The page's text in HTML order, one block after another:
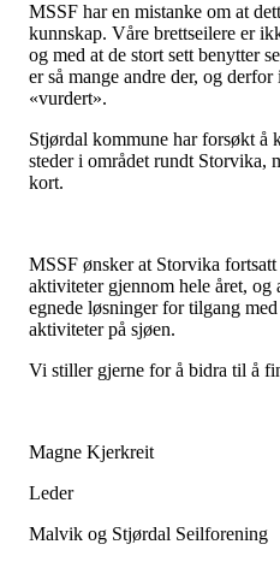
MSSF har en mistanke om at
kunnskap. Våre brettseilere er
og med at de stort sett benytter
er så mange andre der, og
«vurdert».
Stjørdal kommune har forsøkt å
steder i området rundt Storvika,
kort.
MSSF ønsker at Storvika
aktiviteter gjennom hele året,
egnede løsninger for tilgang
aktiviteter på sjøen.
Vi stiller gjerne for å bidra til å
Magne Kjerkreit
Leder
Malvik og Stjørdal Seilforening